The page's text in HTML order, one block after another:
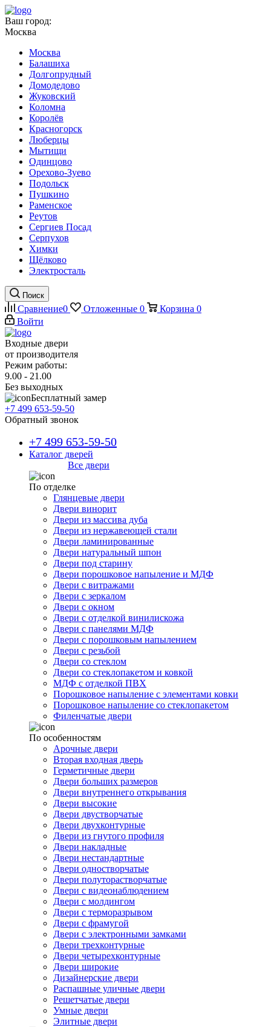
Ваш город:
Москва
Москва
Балашиха
Долгопрудный
Домодедово
Жуковский
Коломна
Королёв
Красногорск
Люберцы
Мытищи
Одинцово
Орехово-Зуево
Подольск
Пушкино
Раменское
Реутов
Сергиев Посад
Серпухов
Химки
Щёлково
Электросталь
Поиск
Сравнение0 Отложенные 0 Корзина 0
Войти
Входные двери
от производителя
Режим работы:
9.00 - 21.00
Без выходных
Бесплатный замер
+7 499 653-59-50
Обратный звонок
+7 499 653-59-50
Каталог дверей
Все двери
По отделке
Глянцевые двери
Двери винорит
Двери из массива дуба
Двери из нержавеющей стали
Двери ламинированные
Двери натуральный шпон
Двери под старину
Двери порошковое напыление и МДФ
Двери с витражами
Двери с зеркалом
Двери с окном
Двери с отделкой винилискожа
Двери с панелями МДФ
Двери с порошковым напылением
Двери с резьбой
Двери со стеклом
Двери со стеклопакетом и ковкой
МДФ с отделкой ПВХ
Порошковое напыление с элементами ковки
Порошковое напыление со стеклопакетом
Филенчатые двери
По особенностям
Арочные двери
Вторая входная дверь
Герметичные двери
Двери больших размеров
Двери внутреннего открывания
Двери высокие
Двери двустворчатые
Двери двухконтурные
Двери из гнутого профиля
Двери накладные
Двери нестандартные
Двери одностворчатые
Двери полуторастворчатые
Двери с видеонаблюдением
Двери с молдингом
Двери с терморазрывом
Двери с фрамугой
Двери с электронными замками
Двери трехконтурные
Двери четырехконтурные
Двери широкие
Дизайнерские двери
Распашные уличные двери
Решетчатые двери
Умные двери
Элитные двери